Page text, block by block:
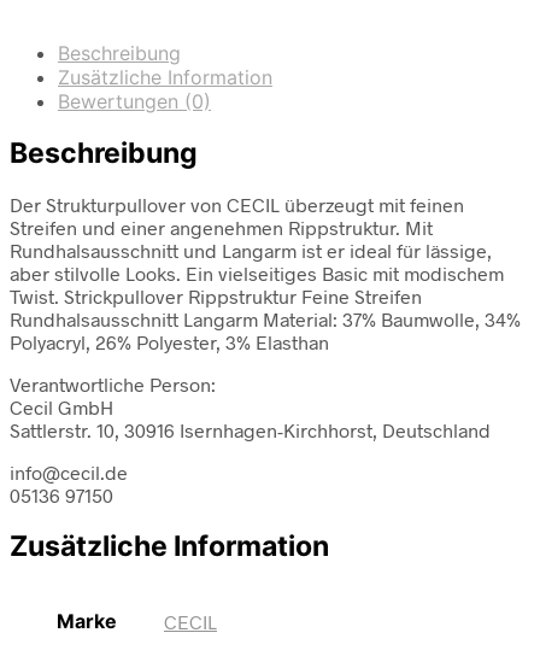
Beschreibung
Zusätzliche Information
Bewertungen (0)
Beschreibung
Der Strukturpullover von CECIL überzeugt mit feinen
Streifen und einer angenehmen Rippstruktur. Mit
Rundhalsausschnitt und Langarm ist er ideal für lässige,
aber stilvolle Looks. Ein vielseitiges Basic mit modischem
Twist. Strickpullover Rippstruktur Feine Streifen
Rundhalsausschnitt Langarm Material: 37% Baumwolle, 34%
Polyacryl, 26% Polyester, 3% Elasthan
Verantwortliche Person:
Cecil GmbH
Sattlerstr. 10, 30916 Isernhagen-Kirchhorst, Deutschland
info@cecil.de
05136 97150
Zusätzliche Information
Marke CECIL